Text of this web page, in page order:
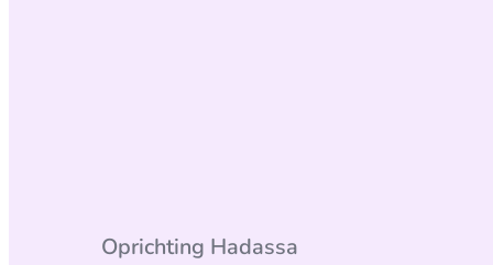
Oprichting Hadassa